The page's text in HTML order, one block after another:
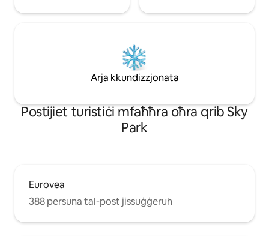
Arja kkundizzjonata
Роѕtіјіеt turіѕtіċі mfаħħrа оħrа qrіb Sky
Park
Eurovea
388 persuna tal-post jissuġġeruh